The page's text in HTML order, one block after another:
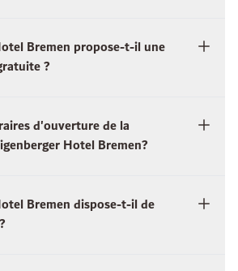
Bremen propose-t-il une
?
d'ouverture de la
Hotel Bremen?
Bremen dispose-t-il de